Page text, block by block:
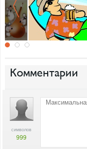
Комментарии
символов
999